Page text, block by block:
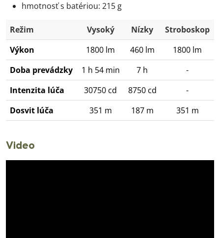
hmotnosť s batériou: 215 g
Režim Vysoký Nízky
Stroboskop
Výkon
1800 lm 460 lm
1800 lm
Doba prevádzky
1 h 54 min 7 h
-
Intenzita lúča
30750 cd 8750 cd
-
Dosvit lúča
351 m 187 m 351 m
Video